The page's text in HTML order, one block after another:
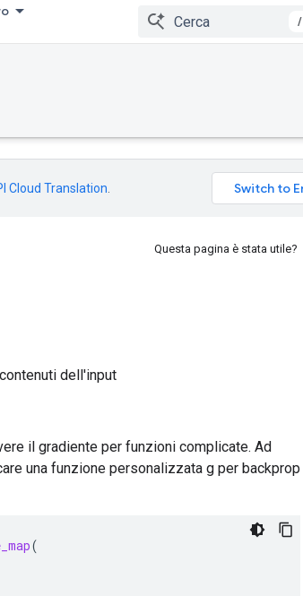
/
Cloud Translation
Questa pagina è stata utile?
dell'input
il gradiente per funzioni complicate. Ad
una funzione personalizzata g per backprop
(